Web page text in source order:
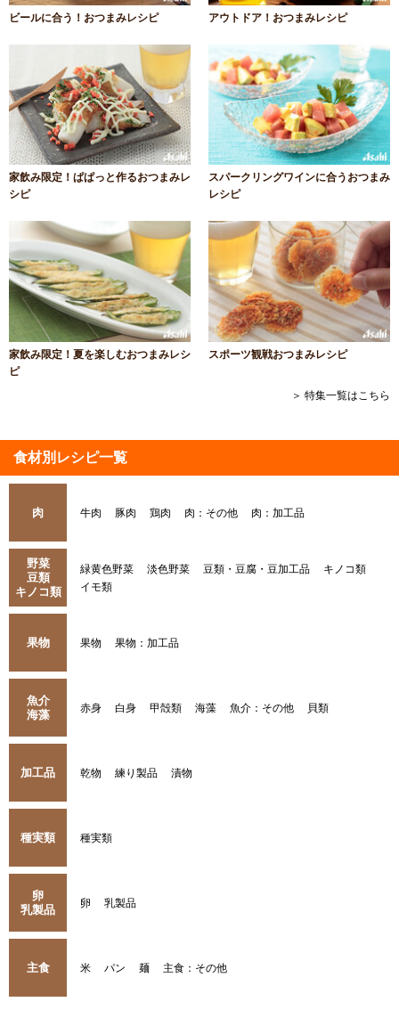
ビールに合う！おつまみレシピ アウトドア！おつまみレシピ
家飲み限定！ぱぱっと作るおつまみレ
シピ
スパークリングワインに合うおつまみ
レシピ
家飲み限定！夏を楽しむおつまみレシ
ピ
スポーツ観戦おつまみレシピ
＞ 特集一覧はこちら
食材別レシピ一覧
肉 牛肉 豚肉 鶏肉 肉：その他 肉：加工品
野菜
豆類
キノコ類
緑黄色野菜 淡色野菜 豆類・豆腐・豆加工品
キノコ類
イモ類
果物 果物 果物：加工品
魚介
海藻
赤身 白身 甲殻類 海藻 魚介：その他 貝類
加工品 乾物 練り製品 漬物
種実類 種実類
卵
乳製品
卵 乳製品
主食 米 パン 麺 主食：その他